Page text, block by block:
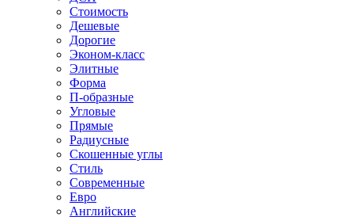
Стоимость
Дешевые
Дорогие
Эконом-класс
Элитные
Форма
П-образные
Угловые
Прямые
Радиусные
Скошенные углы
Стиль
Современные
Евро
Английские